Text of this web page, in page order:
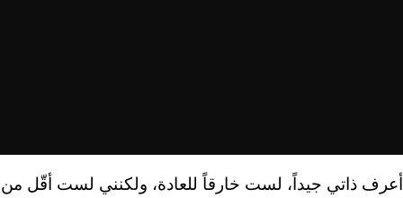
أعرف ذاتي جيداً، لست خارقاً للعادة، ولكنني لست أقّل من